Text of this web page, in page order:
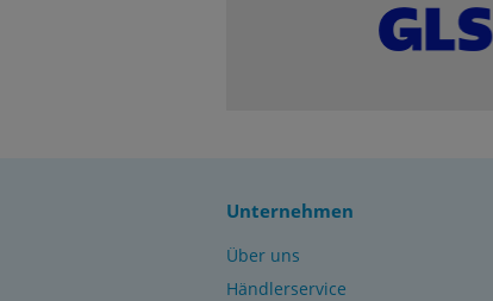
Unternehmen
Über uns
Händlerservice